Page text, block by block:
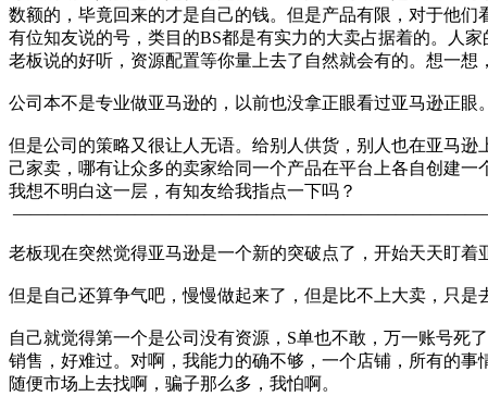
6. 管理与能力提升需求：老板期望由更有管理经验的人带队，个人
数额的，毕竟回来的才是自己的钱。但是产品有限，对于他
有位知友说的号，类目的BS都是有实力的大卖占据着的。人家
老板说的好听，资源配置等你量上去了自然就会有的。想一想
公司本不是专业做亚马逊的，以前也没拿正眼看过亚马逊正
但是公司的策略又很让人无语。给别人供货，别人也在亚马
己家卖，哪有让众多的卖家给同一个产品在平台上各自创建
我想不明白这一层，有知友给我指点一下吗？
老板现在突然觉得亚马逊是一个新的突破点了，开始天天盯着
但是自己还算争气吧，慢慢做起来了，但是比不上大卖，只是
自己就觉得第一个是公司没有资源，S单也不敢，万一账号死
销售，好难过。对啊，我能力的确不够，一个店铺，所有的
随便市场上去找啊，骗子那么多，我怕啊。